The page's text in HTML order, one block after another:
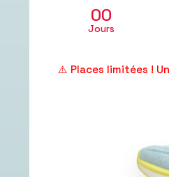
00
Jours
⚠️ Places limitées !